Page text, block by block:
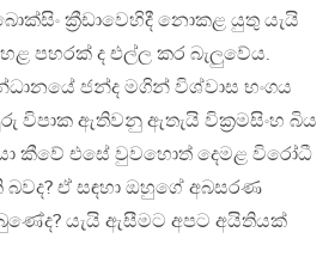
ක්‍රීඩාවෙහිදී නොකළ යුතු යැයි
පහරක් ද එල්ල කර බැලුවේය.
ජන්ද මගින් විශ්වාස භංගය
විපාක ඇතිවනු ඇතැයි වික්‍රමසිංහ බිය
කීවේ එසේ වුවහොත් දෙමළ විරෝධී
බවද? ඒ සඳහා ඔහුගේ අබසරණ
යැයි ඇසීමට අපට අයිතියක්